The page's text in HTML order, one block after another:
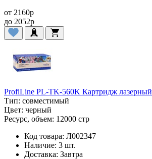
от 2160p
до 2052p
ProfiLine PL-TK-560K Картридж лазерный
Тип: совместимый
Цвет: черный
Ресурс, объем: 12000 стр
Код товара: Л002347
Наличие: 3 шт.
Доставка: Завтра